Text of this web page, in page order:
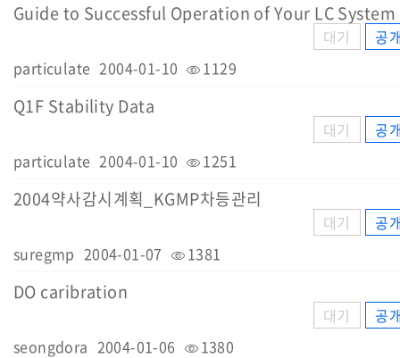
Guide to Successful Operation of Your LC System
대기
공
particulate 2004-01-10 1129
Q1F Stability Data
대기
공
particulate 2004-01-10 1251
2004약사감시계획_KGMP차등관리
대기
공
suregmp 2004-01-07 1381
DO caribration
대기
공
seongdora 2004-01-06 1380